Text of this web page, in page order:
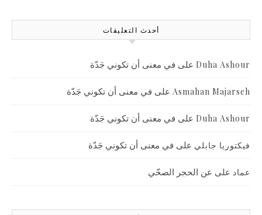
أحدث التعليقات
Duha Ashour على في معنى أن تكوني جَدّة
Asmahan Majarseh على في معنى أن تكوني جَدّة
Duha Ashour على في معنى أن تكوني جَدّة
فيكتوريا جابلي على في معنى أن تكوني جَدّة
عماد على عن الحجر الصحّي